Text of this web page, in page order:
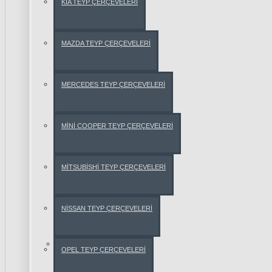
KİA TEYP ÇERÇEVELERİ
MAZDA TEYP ÇERÇEVELERİ
MERCEDES TEYP ÇERÇEVELERİ
MİNİ COOPER TEYP ÇERÇEVELERİ
MİTSUBİSHİ TEYP ÇERÇEVELERİ
NİSSAN TEYP ÇERÇEVELERİ
OPEL TEYP ÇERÇEVELERİ
A3
A4
AUDİ
Q5